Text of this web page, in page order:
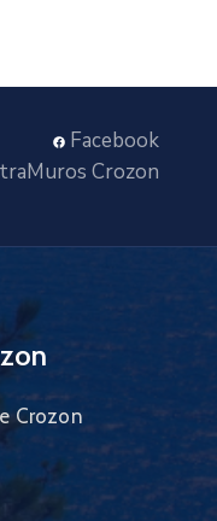
Facebook
Crozon
Crozon